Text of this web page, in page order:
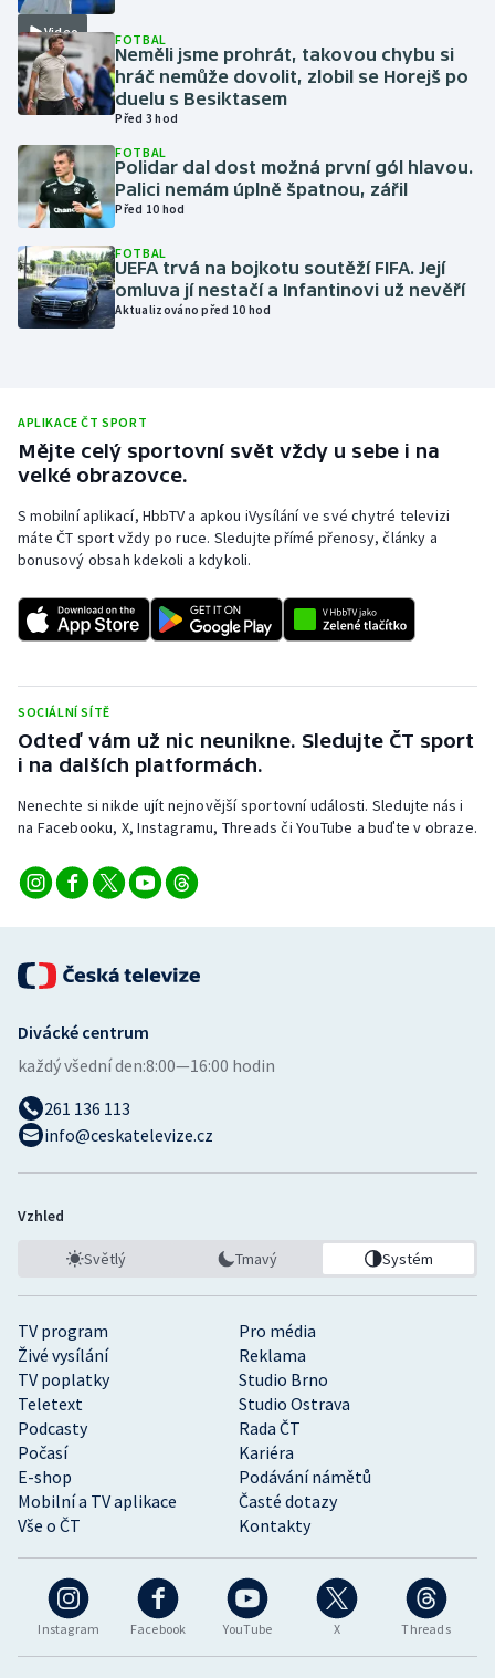
Lezení
Lyže a snowboard
Moderní pětiboj
Motorsport
Olympijské hry
Parasport
Plavání
Rychlostní kanoistika
Short track
Stolní tenis
Triatlon
Veslování
Vodní slalom
Ostatní
Video FOTBAL
Neměli jsme prohrát, takovou chybu si
hráč nemůže dovolit, zlobil se Horejš po
duelu s Besiktasem
Před 3 hod
FOTBAL
Polidar dal dost možná první gól hlavou.
Palici nemám úplně špatnou, zářil
Před 10 hod
FOTBAL
UEFA trvá na bojkotu soutěží FIFA. Její
omluva jí nestačí a Infantinovi už nevěří
Aktualizováno před 10 hod
APLIKACE ČT SPORT
Mějte celý sportovní svět vždy u sebe i na
velké obrazovce.
S mobilní aplikací, HbbTV a apkou iVysílání ve své chytré televizi
máte ČT sport vždy po ruce. Sledujte přímé přenosy, články a
bonusový obsah kdekoli a kdykoli.
SOCIÁLNÍ SÍTĚ
Odteď vám už nic neunikne. Sledujte ČT sport
i na dalších platformách.
Nenechte si nikde ujít nejnovější sportovní události. Sledujte nás i
na Facebooku, X, Instagramu, Threads či YouTube a buďte v obraze.
Instagram Facebook YouTube X Threads
TV program
Pro média
Živé vysílání
Reklama
TV poplatky
Studio Brno
Teletext
Studio Ostrava
Podcasty
Rada ČT
Počasí
Kariéra
E-shop
Podávání námětů
Mobilní a TV aplikace
Časté dotazy
Vše o ČT
Kontakty
Divácké centrum
každý všední den:8:00—16:00 hodin
261 136 113
info@ceskatelevize.cz
Vzhled
Světlý Tmavý Systém